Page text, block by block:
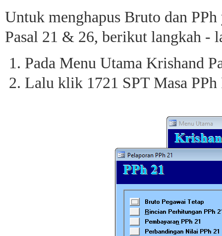
Untuk menghapus Bruto dan
Pasal 21 & 26, berikut langkah -
Pada Menu Utama Krishand
Lalu klik 1721 SPT Masa PPh